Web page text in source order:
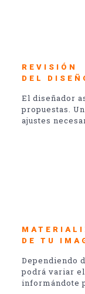
REVISIÓN
DEL
El diseñador
propuestas.
ajustes
DE TU
Dependiendo
podrá variar
informándote